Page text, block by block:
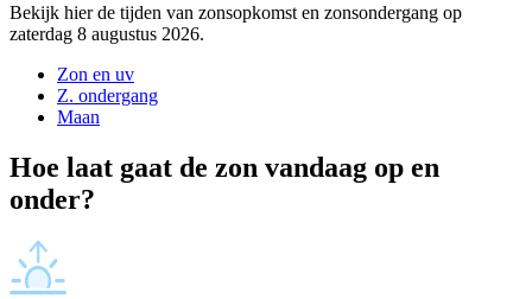
Bekijk hier de tijden van zonsopkomst en zonsondergang op
zaterdag 8 augustus 2026.
Zon en uv
Z. ondergang
Maan
Hoe laat gaat de zon vandaag op en
onder?